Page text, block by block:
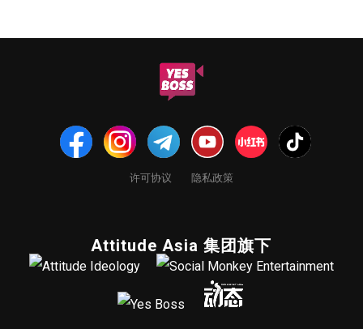
许可协议 隐私政策
Attitude Asia 集团旗下